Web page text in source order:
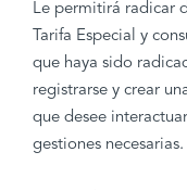
Le permitirá radicar
Tarifa Especial y
que haya sido
registrarse y crear
que desee
gestiones necesarias.